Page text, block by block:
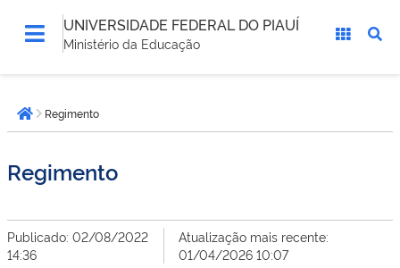
UNIVERSIDADE FEDERAL DO PIAUÍ
Ministério da Educação
está
aqui:Página inicial
Regimento
Regimento
Publicado: 02/08/2022
14:36
Atualização mais recente:
01/04/2026 10:07